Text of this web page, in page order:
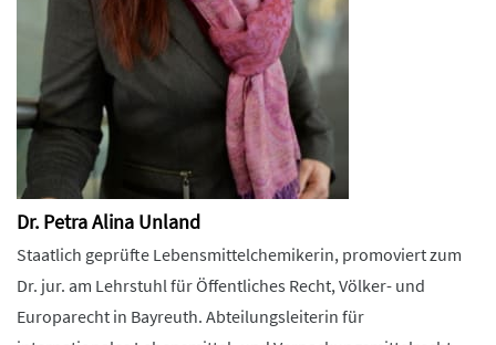
Dr. Petra Alina Unland
Staatlich geprüfte Lebensmittelchemikerin, promoviert zum
Dr. jur. am Lehrstuhl für Öffentliches Recht, Völker- und
Europarecht in Bayreuth. Abteilungsleiterin für